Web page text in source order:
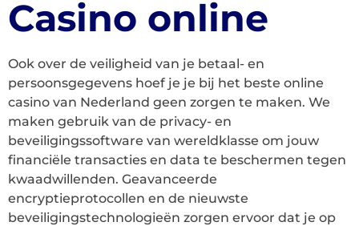
Casino online
Ook over de veiligheid van je betaal- en
persoonsgegevens hoef je je bij het beste online
casino van Nederland geen zorgen te maken. We
maken gebruik van de privacy- en
beveiligingssoftware van wereldklasse om jouw
financiële transacties en data te beschermen tegen
kwaadwillenden. Geavanceerde
encryptieprotocollen en de nieuwste
beveiligingstechnologieën zorgen ervoor dat je op